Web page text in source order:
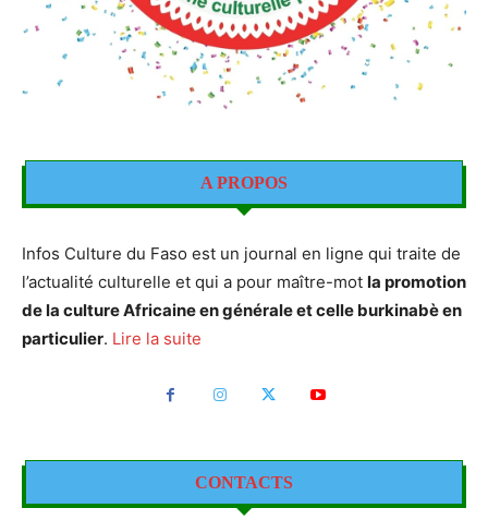
A PROPOS
Infos Culture du Faso est un journal en ligne qui traite de
l’actualité culturelle et qui a pour maître-mot la promotion
de la culture Africaine en générale et celle burkinabè en
particulier. Lire la suite
CONTACTS